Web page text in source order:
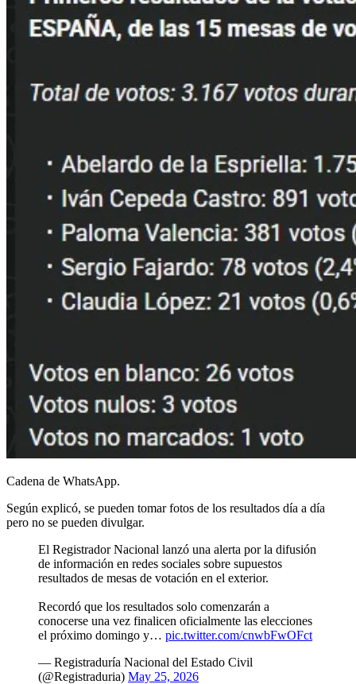
Cadena de WhatsApp.
Según explicó, se pueden tomar fotos de los resultados día a día
pero no se pueden divulgar.
El Registrador Nacional lanzó una alerta por la difusión
de información en redes sociales sobre supuestos
resultados de mesas de votación en el exterior.
Recordó que los resultados solo comenzarán a
conocerse una vez finalicen oficialmente las elecciones
el próximo domingo y… pic.twitter.com/cnwbFwOFct
— Registraduría Nacional del Estado Civil
(@Registraduria) May 25, 2026